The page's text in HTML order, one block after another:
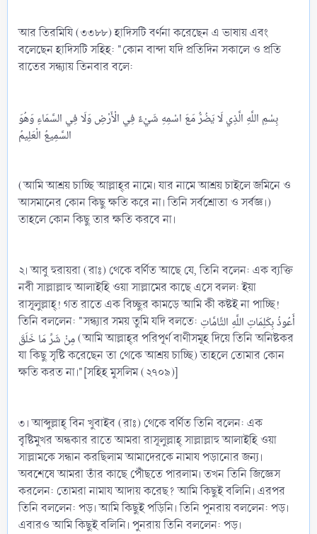
আর তিরমিযি (৩৩৮৮) হাদিসটি বর্ণনা করেছেন এ ভাষায় এবং
বলেছেন হাদিসটি সহিহ: "কোন বান্দা যদি প্রতিদিন সকালে ও প্রতি
রাতের সন্ধ্যায় তিনবার বলে:
بِسْمِ اللَّهِ الَّذِي لَا يَضُرُّ مَعَ اسْمِهِ شَيْءٌ فِي الْأَرْضِ وَلَا فِي السَّمَاءِ وَهُوَ
السَّمِيعُ الْعَلِيمُ
(আমি আশ্রয় চাচ্ছি আল্লাহ্‌র নামে। যার নামে আশ্রয় চাইলে জমিনে ও
আসমানের কোন কিছু ক্ষতি করে না। তিনি সর্বশ্রোতা ও সর্বজ্ঞ।)
তাহলে কোন কিছু তার ক্ষতি করবে না।
২। আবু হুরায়রা (রাঃ) থেকে বর্ণিত আছে যে, তিনি বলেন: এক ব্যক্তি
নবী সাল্লাল্লাহু আলাইহি ওয়া সাল্লামের কাছে এসে বলল: ইয়া
রাসূলুল্লাহ্‌! গত রাতে এক বিচ্ছুর কামড়ে আমি কী কষ্টই না পাচ্ছি!
তিনি বললেন: "সন্ধ্যার সময় তুমি যদি বলতে: أَعُوذُ بِكَلِمَاتِ اللَّهِ التَّامَّاتِ
مِنْ شَرِّ مَا خَلَقَ (আমি আল্লাহ্‌র পরিপূর্ণ বাণীসমূহ দিয়ে তিনি অনিষ্টকর
যা কিছু সৃষ্টি করেছেন তা থেকে আশ্রয় চাচ্ছি) তাহলে তোমার কোন
ক্ষতি করত না।"[সহিহ মুসলিম (২৭০৯)]
৩। আব্দুল্লাহ্‌ বিন খুবাইব (রাঃ) থেকে বর্ণিত তিনি বলেন: এক
বৃষ্টিমুখর অন্ধকার রাতে আমরা রাসূলুল্লাহ্‌ সাল্লাল্লাহু আলাইহি ওয়া
সাল্লামকে সন্ধান করছিলাম আমাদেরকে নামায পড়ানোর জন্য।
অবশেষে আমরা তাঁর কাছে পৌঁছতে পারলাম। তখন তিনি জিজ্ঞেস
করলেন: তোমরা নামায আদায় করেছ? আমি কিছুই বলিনি। এরপর
তিনি বললেন: পড়। আমি কিছুই পড়িনি। তিনি পুনরায় বললেন: পড়।
এবারও আমি কিছুই বলিনি। পুনরায় তিনি বললেন: পড়।